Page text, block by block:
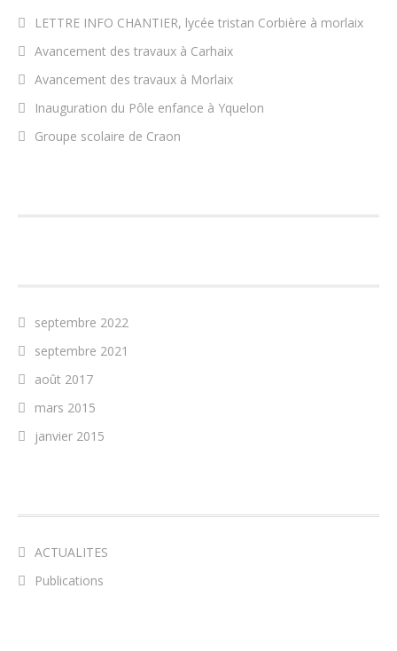
LETTRE INFO CHANTIER, lycée tristan Corbière à morlaix
Avancement des travaux à Carhaix
Avancement des travaux à Morlaix
Inauguration du Pôle enfance à Yquelon
Groupe scolaire de Craon
septembre 2022
septembre 2021
août 2017
mars 2015
janvier 2015
ACTUALITES
Publications